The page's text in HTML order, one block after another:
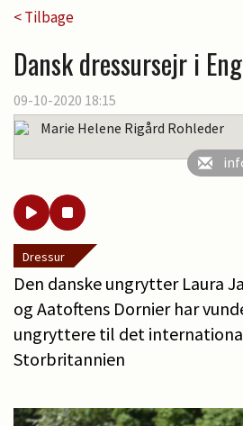
< Tilbage
Dansk dressursejr i
09-10-2020 18:15
Marie Helene Rigård Rohleder
Dressur
Den danske ungrytter Laura
og Aatoftens Dornier har
ungryttere til det
Storbritannien